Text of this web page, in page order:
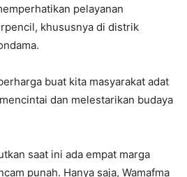
pelayanan
khususnya di distrik
buat kita masyarakat adat
dan melestarikan budaya
saat ini ada empat marga
punah. Hanya saja, Wamafma